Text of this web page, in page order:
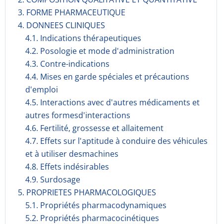
3. FORME PHARMACEUTIQUE
4. DONNEES CLINIQUES
4.1. Indications thérapeutiques
4.2. Posologie et mode d'administration
4.3. Contre-indications
4.4. Mises en garde spéciales et précautions
d'emploi
4.5. Interactions avec d'autres médicaments et
autres formesd'interactions
4.6. Fertilité, grossesse et allaitement
4.7. Effets sur l'aptitude à conduire des véhicules
et à utiliser desmachines
4.8. Effets indésirables
4.9. Surdosage
5. PROPRIETES PHARMACOLOGIQUES
5.1. Propriétés pharmacodynami­ques
5.2. Propriétés pharmacocinéti­ques